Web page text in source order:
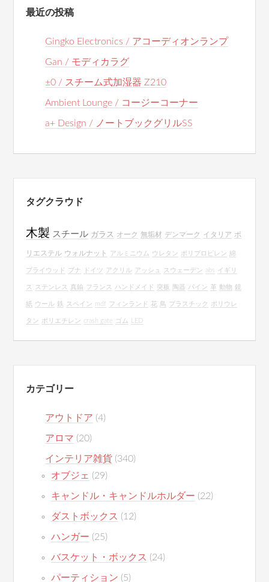
最近の投稿
Gingko Electronics / アコーディオンランプ
Gan / モディカラグ
±0 / スチーム式加湿器 Z210
Ambient Lounge / コージーコーナー
a+ Design / ノートブックグリルSS
タグクラウド
木製 スチール ガラス オーク 無垢材 デンマーク イタリア ポ
リエステル ウォルナット アルミニウム ウレタン ポリプロピレン 綿
プライウッド ブナ ドイツ アクリル アッシュ スウェーデン abs イギリ
ス ステンレス 真鍮 フランス ハンドメイド 突板 陶器 パイン 革 動物 鏡
紙 ウール 鉄 スペイン mdf フィンランド 花 鳥 プラスチック ポリウレ
タン ポリエチレン crash gate ゴム LED
カテゴリー
アウトドア (4)
アロマ (20)
インテリア雑貨 (340)
オブジェ (29)
キャンドル・キャンドルホルダー (22)
ダストボックス (12)
ハンガー (25)
バスケット・ボックス (24)
パーティション (5)